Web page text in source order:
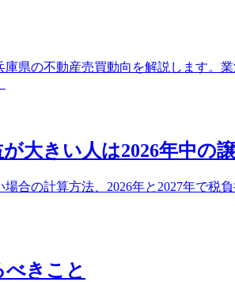
県の不動産売買動向を解説します。
大きい人は2026年中の
合の計算方法、2026年と2027年で税
きこと